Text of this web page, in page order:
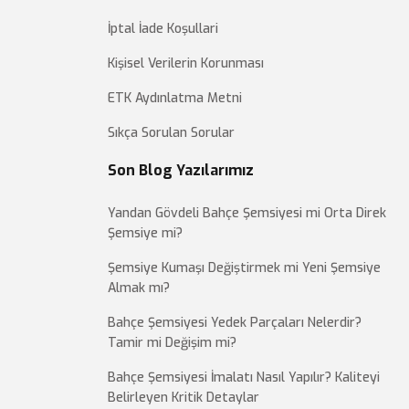
dış mekanlar için ideal ortam sunar. Ahşap
önemli faktörlerden biri, kullanılan ahşabın türüdür.
güneş ışığı, yağmur, kar, diğer dış etkenlere
sağlar.
Bu şemsiyeler açılma şekline göre ipli, kranklı veya
en uygun mekanizmayı seçerken dayanıklılık,
bulundurmanız önemlidir.
tercih edilmelidir. Olefin, akrilik veya polyester
uzun ömürlü kullanım sağlar.
olmalıdır. Bu sayede şemsiye, tüm alanı etkili
için ağır tabana sahip olması önemlidir. Rüzgarlı
Kullanım sonrasında kolayca depolanabilen
göre değişiklik gösterir. Bütçenize uygun bir ahşap
İptal İade Koşullari
Kişisel Verilerin Korunması
ETK Aydınlatma Metni
Sıkça Sorulan Sorular
Son Blog Yazılarımız
Yandan Gövdeli Bahçe Şemsiyesi mi Orta Direk
Şemsiye mi?
Şemsiye Kumaşı Değiştirmek mi Yeni Şemsiye
Almak mı?
Bahçe Şemsiyesi Yedek Parçaları Nelerdir?
Tamir mi Değişim mi?
Bahçe Şemsiyesi İmalatı Nasıl Yapılır? Kaliteyi
Belirleyen Kritik Detaylar